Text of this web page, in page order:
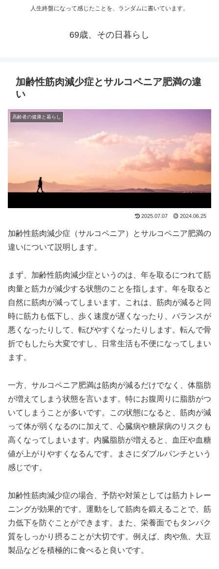
人生終盤になって感じたことを、ランダムに書いています。
69歳、その日暮らし
加齢性筋肉減少症とサルコペニア肥満の違
い
高齢者の健康と暮らし
2025.07.07 2024.06.25
加齢性筋肉減少症（サルコペニア）とサルコペニア肥満の
違いについて説明します。
まず、加齢性筋肉減少症というのは、年を取るにつれて筋
肉量と筋力が減少する状態のことを指します。年を取ると
自然に筋肉が減ってしまいます。これは、筋肉が減ると同
時に筋力も低下し、歩く速度が遅くなったり、バランスが
悪くなったりして、転びやすくなったりします。転んで骨
折でもしたら大変ですし、日常生活も不便になってしまい
ます。
一方、サルコペニア肥満は筋肉が減るだけでなく、体脂肪
が増えてしまう状態を言います。特にお腹周りに脂肪がつ
いてしまうことが多いです。この状態になると、筋肉が減
って体が弱くなるのに加えて、心臓病や糖尿病のリスクも
高くなってしまいます。内臓脂肪が増えると、血圧や血糖
値が上がりやすくなるんです。まさにダブルパンチという
感じです。
加齢性筋肉減少症の場合、予防や対策としては筋力トレー
ニングが効果的です。運動をして筋肉を鍛えることで、筋
力低下を防ぐことができます。また、栄養面でもタンパク
質をしっかり摂ることが大切です。例えば、肉や魚、大豆
製品などを積極的に食べると良いです。